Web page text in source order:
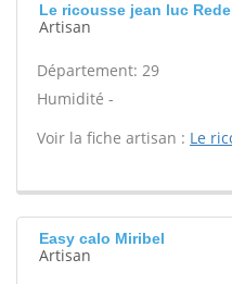
Le ricousse jean luc
Artisan
Département: 29
Humidité -
Voir la fiche artisan : Le
Easy calo Miribel
Artisan